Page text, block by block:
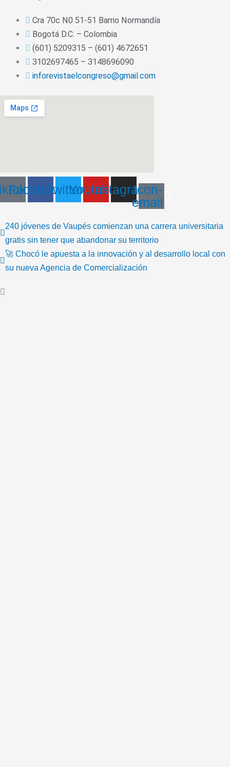
Cra 70c N0 51-51 Barrio Normandía
Bogotá D.C. – Colombia
(601) 5209315 – (601) 4672651
3102697465 – 3148696090
inforevistaelcongreso@gmail.com
FacebookTwitterYoutubeInstagram
Icon-
email
240 jóvenes de Vaupés comienzan una carrera universitaria
gratis sin tener que abandonar su territorio
🚀 Chocó le apuesta a la innovación y al desarrollo local con
su nueva Agencia de Comercialización